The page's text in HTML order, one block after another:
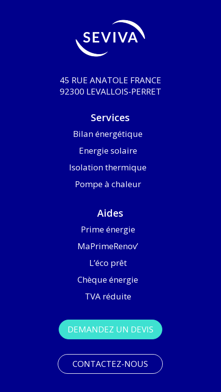
45 RUE ANATOLE FRANCE
92300 LEVALLOIS-PERRET
Services
Bilan énergétique
Energie solaire
Isolation thermique
Pompe à chaleur
Aides
Prime énergie
MaPrimeRenov’
L’éco prêt
Chèque énergie
TVA réduite
DEMANDEZ UN DEVIS
CONTACTEZ-NOUS